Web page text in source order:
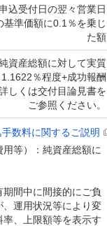
込受付日の翌々営業日
基準価額に0.1％を乗じ
た額
資産総額に対して実質
1.1622％程度+成功報酬
しくは交付目論見書を
ご参照ください。
数料に関するご説明
等）：純資産総額に
期間中に間接的にご負
運用状況等により変
、上限額等を表示す